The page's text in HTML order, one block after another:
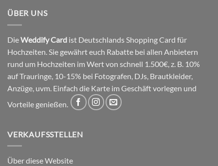
ÜBER UNS
DieWeddify Card ist Deutschlands Shopping Card für
Hochzeiten. Sie gewährt euch Rabatte bei allen Anbietern
rund um Hochzeiten im Wert von schnell 1.500€, z. B. 10%
auf Trauringe, 10-15% bei Fotografen, DJs, Brautkleider,
Anzüge, uvm. Einfach die Karte im Geschäft vorlegen und
Vorteile genießen.
VERKAUFSSTELLEN
Über diese Website